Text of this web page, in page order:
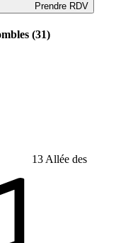
Prendre RDV
(31)
13 Allée des